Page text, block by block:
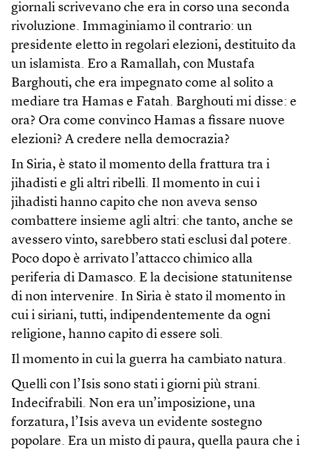
giornali scrivevano che era in corso una seconda
rivoluzione. Immaginiamo il contrario: un
presidente eletto in regolari elezioni, destituito da
un islamista. Ero a Ramallah, con Mustafa
Barghouti, che era impegnato come al solito a
mediare tra Hamas e Fatah. Barghouti mi disse: e
ora? Ora come convinco Hamas a fissare nuove
elezioni? A credere nella democrazia?
In Siria, è stato il momento della frattura tra i
jihadisti e gli altri ribelli. Il momento in cui i
jihadisti hanno capito che non aveva senso
combattere insieme agli altri: che tanto, anche se
avessero vinto, sarebbero stati esclusi dal potere.
Poco dopo è arrivato l’attacco chimico alla
periferia di Damasco. E la decisione statunitense
di non intervenire. In Siria è stato il momento in
cui i siriani, tutti, indipendentemente da ogni
religione, hanno capito di essere soli.
Il momento in cui la guerra ha cambiato natura.
Quelli con l’Isis sono stati i giorni più strani.
Indecifrabili. Non era un’imposizione, una
forzatura, l’Isis aveva un evidente sostegno
popolare. Era un misto di paura, quella paura che i